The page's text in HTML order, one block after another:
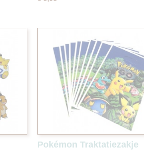
Pokémon Traktatiezakje